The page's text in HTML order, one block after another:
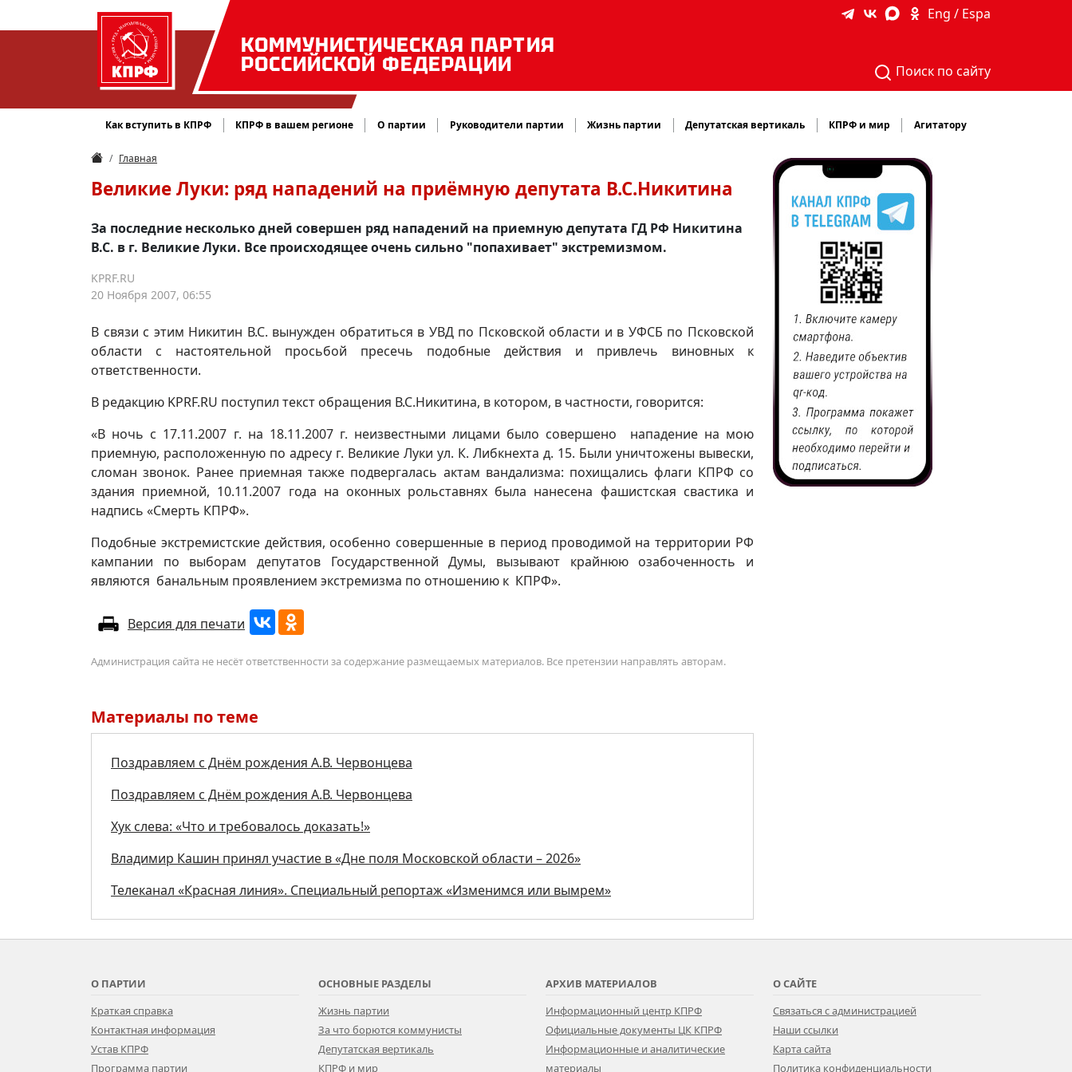
КОММУНИСТИЧЕСКАЯ ПАРТИЯ
РОССИЙСКОЙ ФЕДЕРАЦИИ
Eng / Espa
Поиск по сайту
Как вступить в КПРФ КПРФ в вашем регионе О партии Руководители партии Жизнь партии Депутатская вертикаль КПРФ и мир Агитатору
Главная
Великие Луки: ряд нападений на приёмную депутата В.С.Никитина
За последние несколько дней совершен ряд нападений на приемную депутата ГД РФ Никитина
В.С. в г. Великие Луки. Все происходящее очень сильно "попахивает" экстремизмом.
KPRF.RU
20 Ноября 2007, 06:55
В связи с этим Никитин В.С. вынужден обратиться в УВД по Псковской области и в УФСБ по Псковской
области с настоятельной просьбой пресечь подобные действия и привлечь виновных к
ответственности.
В редакцию KPRF.RU поступил текст обращения В.С.Никитина, в котором, в частности, говорится:
«В ночь с 17.11.2007 г. на 18.11.2007 г. неизвестными лицами было совершено нападение на мою
приемную, расположенную по адресу г. Великие Луки ул. К. Либкнехта д. 15. Были уничтожены вывески,
сломан звонок. Ранее приемная также подвергалась актам вандализма: похищались флаги КПРФ со
здания приемной, 10.11.2007 года на оконных рольставнях была нанесена фашистская свастика и
надпись «Смерть КПРФ».
Подобные экстремистские действия, особенно совершенные в период проводимой на территории РФ
кампании по выборам депутатов Государственной Думы, вызывают крайнюю озабоченность и
являются банальным проявлением экстремизма по отношению к КПРФ».
Версия для печати
Администрация сайта не несёт ответственности за содержание размещаемых материалов. Все претензии направлять авторам.
Материалы по теме
Поздравляем с Днём рождения А.В. Червонцева
Поздравляем с Днём рождения А.В. Червонцева
Хук слева: «Что и требовалось доказать!»
Владимир Кашин принял участие в «Дне поля Московской области – 2026»
Телеканал «Красная линия». Специальный репортаж «Изменимся или вымрем»
О ПАРТИИ
Краткая справка
Контактная информация
Устав КПРФ
Программа партии
ОСНОВНЫЕ РАЗДЕЛЫ
Жизнь партии
За что борются коммунисты
Депутатская вертикаль
КПРФ и мир
АРХИВ МАТЕРИАЛОВ
Информационный центр КПРФ
Официальные документы ЦК КПРФ
Информационные и аналитические
материалы
О САЙТЕ
Связаться с администрацией
Наши ссылки
Карта сайта
Политика конфиденциальности